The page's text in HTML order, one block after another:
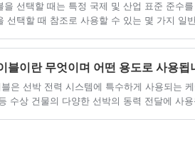
을 선택할 때는 특정 국제 및 산업 표준 준수
선택할 때 참조로 사용할 수 있는 몇 가지 일
블이란 무엇이며 어떤 용도로 사용됩
은 선박 전력 시스템에 특수하게 사용되는
수상 건물의 다양한 선박의 동력 전달에 사용